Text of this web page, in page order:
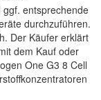
ggf. entsprechende
durchzuführen.
Der Käufer erklärt
dem Kauf oder
One G3 8 Cell